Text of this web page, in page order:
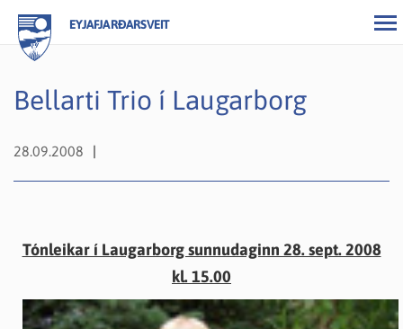
EYJAFJARÐARSVEIT
Bellarti Trio í Laugarborg
28.09.2008
Tónleikar í Laugarborg sunnudaginn 28. sept. 2008
kl. 15.00